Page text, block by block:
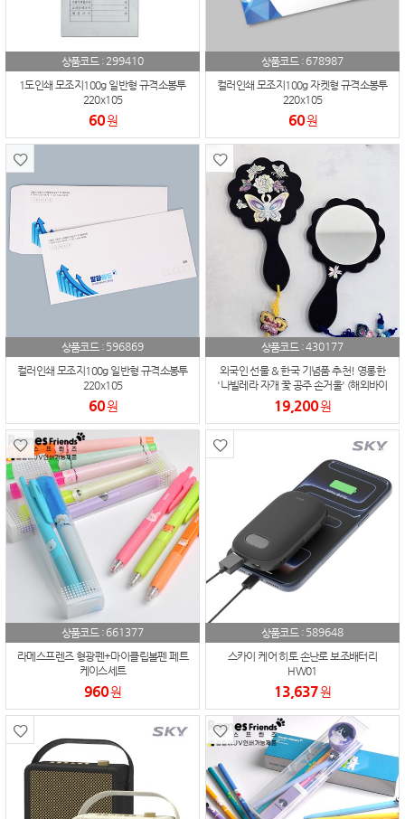
상품코드 :299410
1도인쇄 모조지100g 일반형 규격소봉투
220x105
60원
상품코드 : 678987
컬러인쇄 모조지100g 자켓형 규격소봉투
220x105
60원
상품코드 : 596869
컬러인쇄 모조지100g 일반형 규격소봉투
220x105
60원
상품코드 :430177
외국인 선물 & 한국 기념품 추천! 영롱한
'나빌레라 자개 꽃 공주 손거울' (해외바이
어/부모님 선물)
19,200원
상품코드 : 661377
라메스프렌즈 형광펜+마이클립볼펜 페트
케이스세트
960원
상품코드 : 589648
스카이 케어 히토 손난로 보조배터리
HW01
13,637원